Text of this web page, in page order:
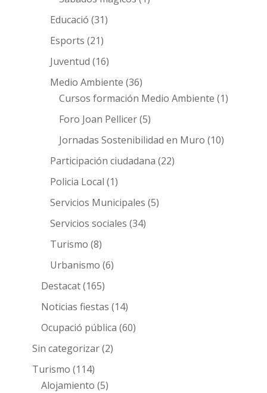
Educació (31)
Esports (21)
Juventud (16)
Medio Ambiente (36)
Cursos formación Medio Ambiente (1)
Foro Joan Pellicer(5)
Jornadas Sostenibilidad en Muro (10)
Participación ciudadana (22)
Policia Local (1)
Servicios Municipales (5)
Servicios sociales (34)
Turismo (8)
Urbanismo (6)
Destacat(165)
Noticias fiestas (14)
Ocupació pública (60)
Sin categorizar(2)
Turismo (114)
Alojamiento (5)